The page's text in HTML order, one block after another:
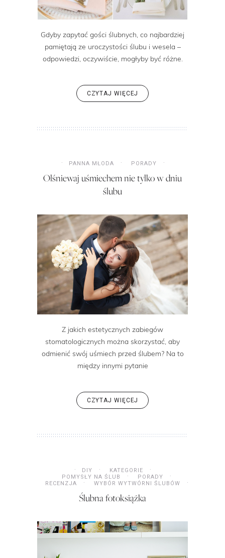
Gdyby zapytać gości ślubnych, co najbardziej
pamiętają ze uroczystości ślubu i wesela –
odpowiedzi, oczywiście, mogłyby być różne.
CZYTAJ WIĘCEJ
PANNA MŁODA PORADY
Olśniewaj uśmiechem nie tylko w dniu
ślubu
Z jakich estetycznych zabiegów
stomatologicznych można skorzystać, aby
odmienić swój uśmiech przed ślubem? Na to
między innymi pytanie
CZYTAJ WIĘCEJ
DIY
KATEGORIE
POMYSŁY NA ŚLUB
PORADY
RECENZJA
WYBÓR WYTWÓRNI ŚLUBÓW
Ślubna fotoksiążka